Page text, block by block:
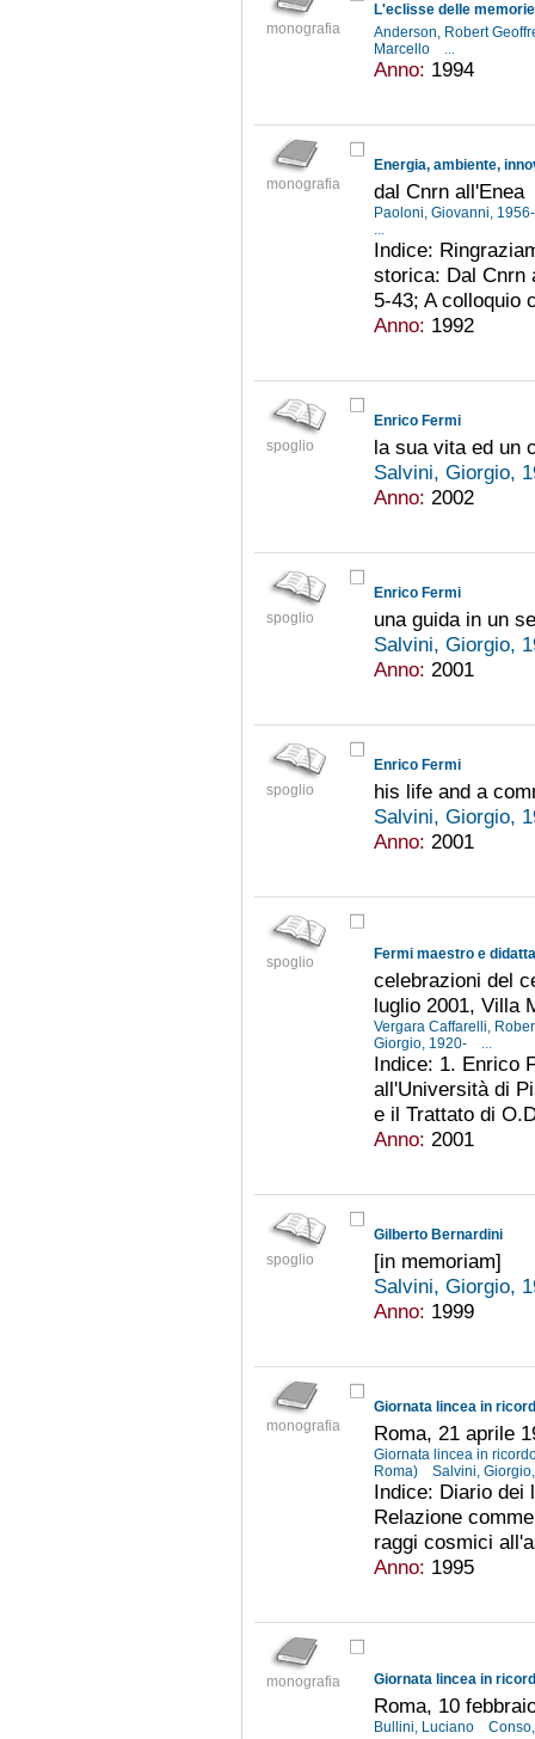
monografia
L'eclisse delle memorie
Anderson, Robert
Marcello
...
Anno: 1994
monografia
Energia, ambiente,
dal Cnrn all'Enea
Paoloni, Giovanni,
...
Indice:
storica: Dal Cnrn
5-43; A colloquio
Anno: 1992
spoglio
Enrico Fermi
la sua vita ed un
Salvini, Giorgio,
Anno: 2002
spoglio
Enrico Fermi
una guida in un
Salvini, Giorgio,
Anno: 2001
spoglio
Enrico Fermi
his life and a
Salvini, Giorgio,
Anno: 2001
spoglio Fermi maestro e didatta
celebrazioni del
luglio 2001, Villa
Vergara Caffarelli,
Giorgio, 1920-
...
Indice: 1. Enrico
all'Università di
e il Trattato di
Anno: 2001
spoglio
Gilberto Bernardini
[in memoriam]
Salvini, Giorgio,
Anno: 1999
monografia Roma, 21 aprile
Giornata lincea in
Roma)
Salvini,
Indice: Diario dei
Relazione
raggi cosmici
Anno: 1995
monografia Giornata lincea in
Roma, 10
Bullini, Luciano